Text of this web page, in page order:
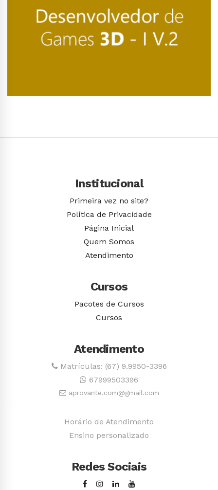
Institucional
Primeira vez no site?
Política de Privacidade
Página Inicial
Quem Somos
Atendimento
Cursos
Pacotes de Cursos
Cursos
Atendimento
Matrículas: (67) 9.9950-3396
67999503396
aprovante.com@gmail.com
Horário de Atendimento
Ensino personalizado
Redes Sociais